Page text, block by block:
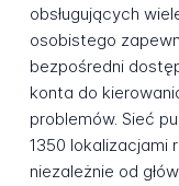
obsługujących
osobistego
bezpośredni
konta do
problemów. Sieć
1350 lokalizacjami
niezależnie od